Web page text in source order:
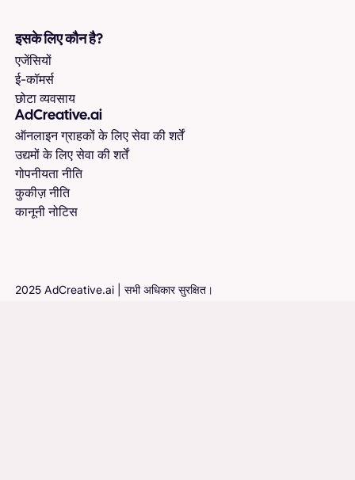
इसके लिए कौन है?
एजेंसियों
ई-कॉमर्स
छोटा व्यवसाय
AdCreative.ai
ऑनलाइन ग्राहकों के लिए सेवा की शर्तें
उद्यमों के लिए सेवा की शर्तें
गोपनीयता नीति
कुकीज़ नीति
कानूनी नोटिस
2025 AdCreative.ai | सभी अधिकार सुरक्षित।